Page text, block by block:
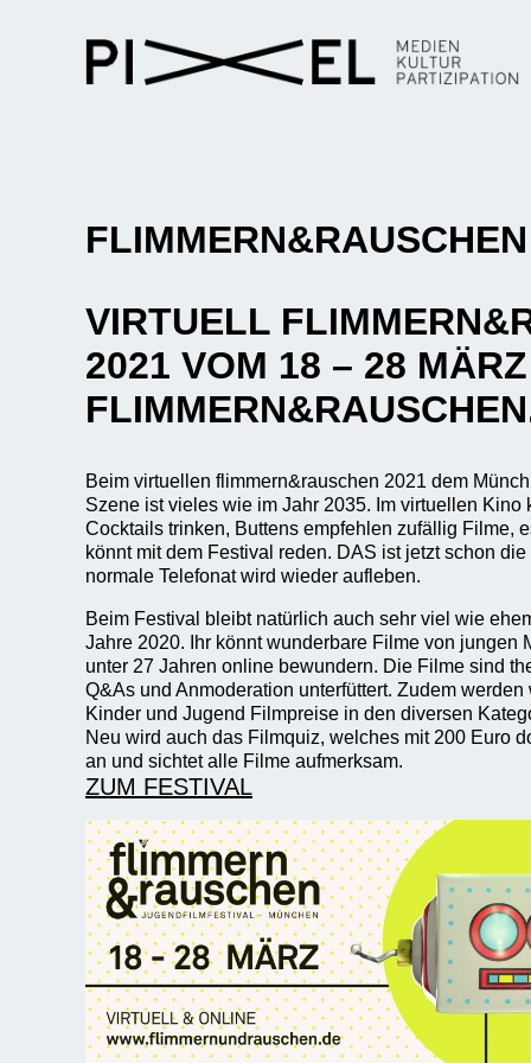
VIRTUELL
2021 VOM 18 – 28
Beim virtuellen flimmern&rauschen 2021 dem
Szene ist vieles wie im Jahr 2035. Im virtuellen Kino
Cocktails trinken, Buttens empfehlen zufällig Filme,
könnt mit dem Festival reden. DAS ist jetzt schon
normale Telefonat wird wieder aufleben.
Beim Festival bleibt natürlich auch sehr viel wie
Jahre 2020. Ihr könnt wunderbare Filme von jungen
unter 27 Jahren online bewundern. Die Filme sind
Q&As und Anmoderation unterfüttert. Zudem
Kinder und Jugend Filmpreise in den diversen
Neu wird auch das Filmquiz, welches mit 200 Euro
an und sichtet alle Filme aufmerksam.
ZUM FESTIVAL